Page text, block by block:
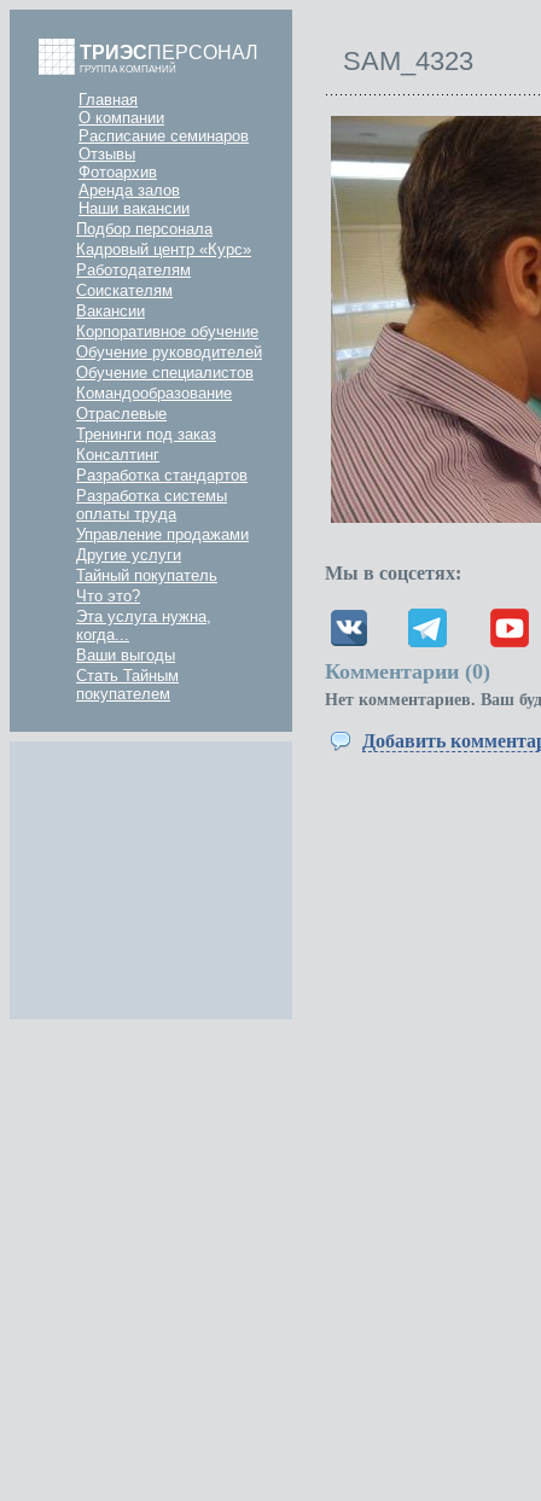
ТРИЭСПЕРСОНАЛ
ГРУППА КОМПАНИЙ
Главная
О компании
Расписание семинаров
Отзывы
Фотоархив
Аренда залов
Наши вакансии
Подбор персонала
Кадровый центр «Курс»
Работодателям
Соискателям
Вакансии
Корпоративное обучение
Обучение руководителей
Обучение специалистов
Командообразование
Отраслевые
Тренинги под заказ
Консалтинг
Разработка стандартов
Разработка системы
оплаты труда
Управление продажами
Другие услуги
Тайный покупатель
Что это?
Эта услуга нужна,
когда...
Ваши выгоды
Стать Тайным
покупателем
SAM_4323
Мы в соцсетях:
Комментарии (0)
Нет комментариев. Ваш
Добавить